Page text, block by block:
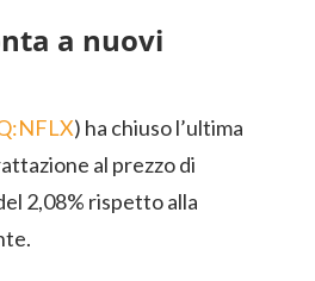
a nuovi
) ha chiuso l’ultima
al prezzo di
2,08% rispetto alla